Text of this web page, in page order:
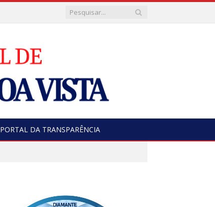
PORTAL DA TRANSPARÊNCIA